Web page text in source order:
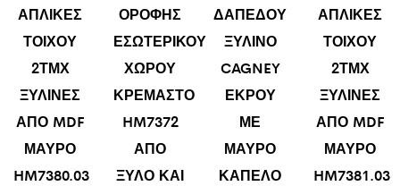
ΑΠΛΙΚΕΣ
ΤΟΙΧΟΥ
2ΤΜΧ
ΞΥΛΙΝΕΣ
ΑΠΟ MDF
ΜΑΥΡΟ
HM7380.03
ΟΡΟΦΗΣ
ΕΣΩΤΕΡΙΚΟΥ
ΧΩΡΟΥ
ΚΡΕΜΑΣΤΟ
HM7372
ΑΠΟ
ΞΥΛΟ ΚΑΙ
ΔΑΠΕΔΟΥ
ΞΥΛΙΝΟ
CAGNEY
ΕΚΡΟΥ
ΜΕ
ΜΑΥΡΟ
ΚΑΠΕΛΟ
ΑΠΛΙΚΕΣ
ΤΟΙΧΟΥ
2ΤΜΧ
ΞΥΛΙΝΕΣ
ΑΠΟ MDF
ΜΑΥΡΟ
HM7381.03